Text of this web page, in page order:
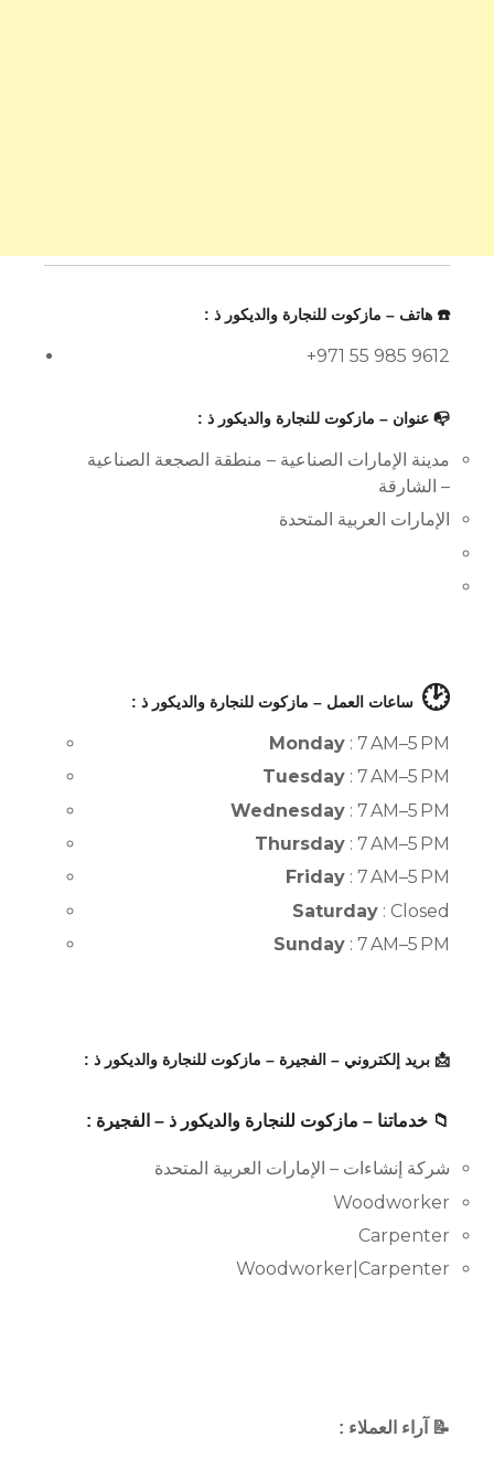
☎️ هاتف – مازكوت للنجارة والديكور ذ :
+971 55 985 9612
📭 عنوان – مازكوت للنجارة والديكور ذ :
مدينة الإمارات الصناعية – منطقة الصجعة الصناعية
– الشارقة
الإمارات العربية المتحدة
🕑 ساعات العمل – مازكوت للنجارة والديكور ذ :
Monday : 7 AM–5 PM
Tuesday : 7 AM–5 PM
Wednesday : 7 AM–5 PM
Thursday : 7 AM–5 PM
Friday : 7 AM–5 PM
Saturday : Closed
Sunday : 7 AM–5 PM
📩 بريد إلكتروني – الفجيرة – مازكوت للنجارة والديكور ذ :
📁 خدماتنا – مازكوت للنجارة والديكور ذ – الفجيرة :
شركة إنشاءات – الإمارات العربية المتحدة
Woodworker
Carpenter
Woodworker|Carpenter
📝 آراء العملاء :